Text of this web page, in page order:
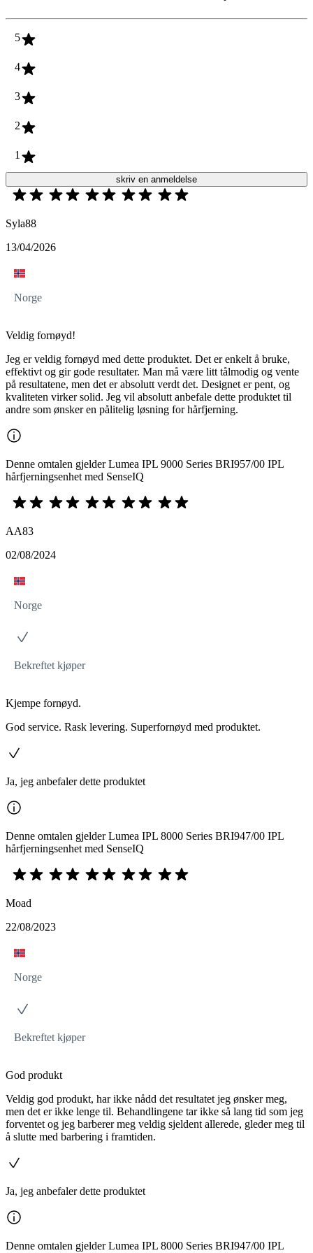
5
4
3
2
1
skriv en anmeldelse
Syla88
13/04/2026
Norge
Veldig fornøyd!
Jeg er veldig fornøyd med dette produktet. Det er enkelt å bruke,
effektivt og gir gode resultater. Man må være litt tålmodig og vente
på resultatene, men det er absolutt verdt det. Designet er pent, og
kvaliteten virker solid. Jeg vil absolutt anbefale dette produktet til
andre som ønsker en pålitelig løsning for hårfjerning.
Denne omtalen gjelder Lumea IPL 9000 Series BRI957/00 IPL
hårfjerningsenhet med SenseIQ
AA83
02/08/2024
Norge
Bekreftet kjøper
Kjempe fornøyd.
God service. Rask levering. Superfornøyd med produktet.
Ja, jeg anbefaler dette produktet
Denne omtalen gjelder Lumea IPL 8000 Series BRI947/00 IPL
hårfjerningsenhet med SenseIQ
Moad
22/08/2023
Norge
Bekreftet kjøper
God produkt
Veldig god produkt, har ikke nådd det resultatet jeg ønsker meg,
men det er ikke lenge til. Behandlingene tar ikke så lang tid som jeg
forventet og jeg barberer meg veldig sjeldent allerede, gleder meg til
å slutte med barbering i framtiden.
Ja, jeg anbefaler dette produktet
Denne omtalen gjelder Lumea IPL 8000 Series BRI947/00 IPL